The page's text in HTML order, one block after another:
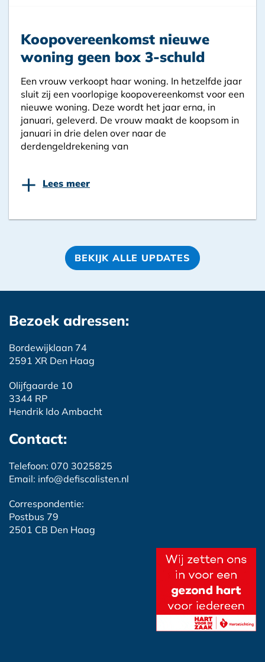
Koopovereenkomst nieuwe
woning geen box 3-schuld
Een vrouw verkoopt haar woning. In hetzelfde jaar
sluit zij een voorlopige koopovereenkomst voor een
nieuwe woning. Deze wordt het jaar erna, in
januari, geleverd. De vrouw maakt de koopsom in
januari in drie delen over naar de
derdengeldrekening van
+ Lees meer
BEKIJK ALLE UPDATES
Bezoek adressen:
Bordewijklaan 74
2591 XR Den Haag
Olijfgaarde 10
3344 RP
Hendrik Ido Ambacht
Contact:
Telefoon: 070 3025825
Email: info@defiscalisten.nl
Correspondentie:
Postbus 79
2501 CB Den Haag